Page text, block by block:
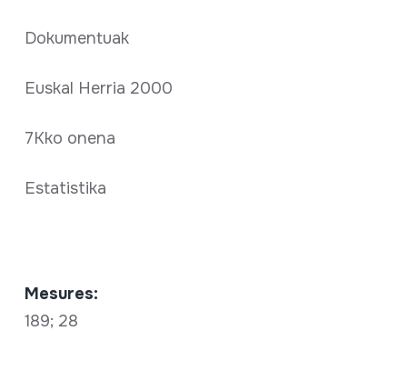
Dokumentuak
Euskal Herria 2000
7Kko onena
Estatistika
Mesures:
189; 28